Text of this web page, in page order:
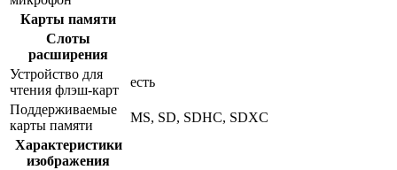
Карты памяти
Слоты
расширения
Устройство для
чтения флэш-карт
есть
Поддерживаемые
карты памяти
MS, SD, SDHC, SDXC
Характеристики
изображения